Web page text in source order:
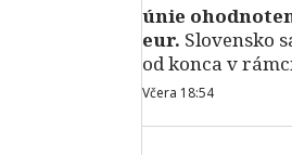
únie
eur. Slovensko
od konca v
Včera 18:54